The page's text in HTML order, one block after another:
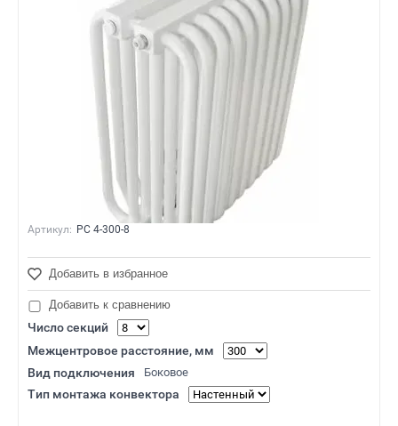
Артикул: РС 4-300-8
Добавить в избранное
Добавить к сравнению
Число секций
Межцентровое расстояние, мм
Вид подключения
Боковое
Тип монтажа конвектора